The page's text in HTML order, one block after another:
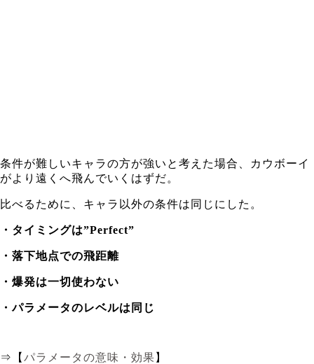
条件が難しいキャラの方が強いと考えた場合、カウボーイ
がより遠くへ飛んでいくはずだ。
比べるために、キャラ以外の条件は同じにした。
・タイミングは”Perfect”
・落下地点での飛距離
・爆発は一切使わない
・パラメータのレベルは同じ
⇒【 パラメータの意味・効果 】